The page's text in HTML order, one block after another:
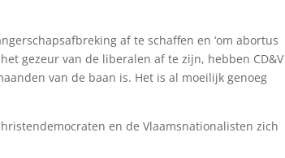
af te schaffen en ‘om abortus
gezeur van de liberalen af te zijn, hebben CD&V
van de baan is. Het is al moeilijk genoeg
en de Vlaamsnationalisten zich